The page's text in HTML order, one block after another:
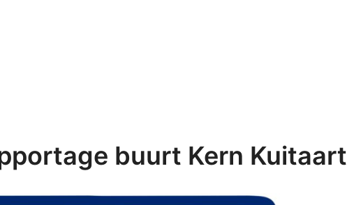
buurt Kern Kuitaart